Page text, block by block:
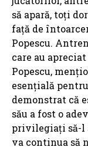
să apară, toți
față de
Popescu.
care au
Popescu,
esențială
demonstrat că
său a fost o
privilegiați să-l
va continua să